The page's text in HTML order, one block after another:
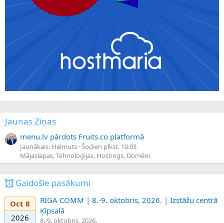
Jaunas Ziņas
menu.lv pārdots Fruits.co platformā
Jaunākais: Helmuts Šodien plkst. 10:03
Mājaslapas, Tehnoloģijas, Hostings, Domēni
Gaidošie pasākumi
Oct 8
2026
RIGA COMM | 8.-9. oktobris, 2026. | Izstāžu centrā
Ķīpsalā
8.-9. oktobris, 2026.